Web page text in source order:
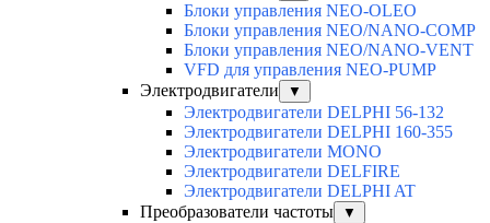
Блоки управления NEO-OLEO
Блоки управления NEO/NANO-COMP
Блоки управления NEO/NANO-VENT
VFD для управления NEO-PUMP
Электродвигатели
▼
Электродвигатели DELPHI 56-132
Электродвигатели DELPHI 160-355
Электродвигатели MONO
Электродвигатели DELFIRE
Электродвигатели DELPHI AT
Преобразователи частоты
▼